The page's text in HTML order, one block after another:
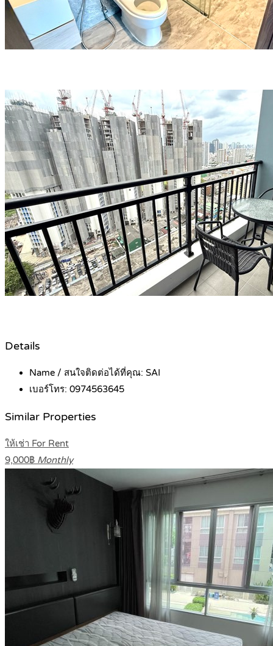
Details
Name / สนใจติดต่อได้ที่คุณ: SAI
เบอร์โทร: 0974563645
Similar Properties
ให้เช่า For Rent
9,000฿ Monthly